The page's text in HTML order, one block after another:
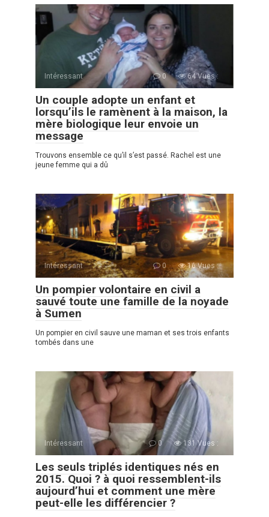
Intéressant 0 64 Vues :
Un couple adopte un enfant et
lorsqu’ils le ramènent à la maison, la
mère biologique leur envoie un
message
Trouvons ensemble ce qu’il s’est passé. Rachel est une
jeune femme qui a dû
Intéressant 0 16 Vues :
Un pompier volontaire en civil a
sauvé toute une famille de la noyade
à Sumen
Un pompier en сivil sauve une maman et ses trois enfants
tombés dans une
Intéressant 0 131 Vues :
Les seuls triplés identiques nés en
2015. Quoi ? à quoi ressemblent-ils
aujourd’hui et comment une mère
peut-elle les différencier ?